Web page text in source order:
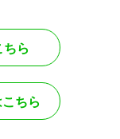
ちら
ちら